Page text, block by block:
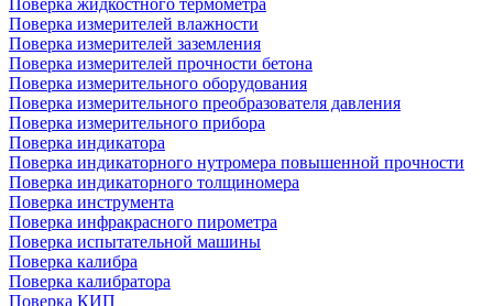
Поверка жидкостного термометра
Поверка измерителей влажности
Поверка измерителей заземления
Поверка измерителей прочности бетона
Поверка измерительного оборудования
Поверка измерительного преобразователя давления
Поверка измерительного прибора
Поверка индикатора
Поверка индикаторного нутромера повышенной прочности
Поверка индикаторного толщиномера
Поверка инструмента
Поверка инфракрасного пирометра
Поверка испытательной машины
Поверка калибра
Поверка калибратора
Поверка КИП